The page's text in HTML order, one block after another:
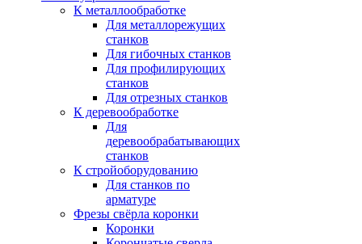
К металлообработке
Для металлорежущих
станков
Для гибочных станков
Для профилирующих
станков
Для отрезных станков
К деревообработке
Для
деревообрабатывающих
станков
К стройоборудованию
Для станков по
арматуре
Фрезы свёрла коронки
Коронки